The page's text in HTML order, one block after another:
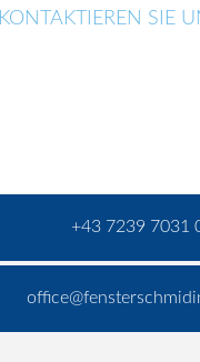
KONTAKTIEREN SIE
+43 7239 7031